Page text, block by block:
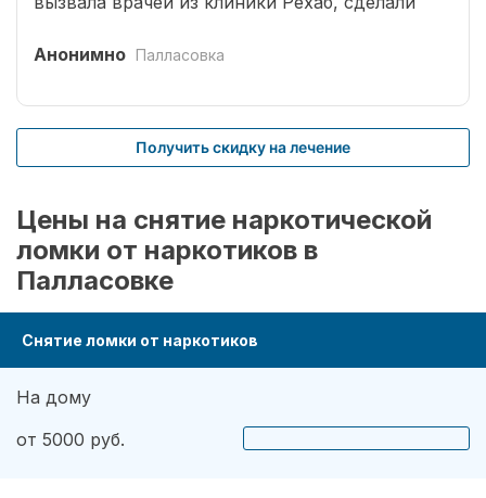
что надо там пролечиться основательно.
Анонимно Палласовка
Получить скидку на лечение
Цены на снятие наркотической
ломки от наркотиков в
Палласовке
Снятие ломки от наркотиков
На дому
от 5000 руб.